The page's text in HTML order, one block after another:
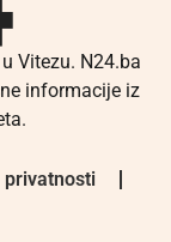
Vitezu. N24.ba
informacije iz
privatnosti